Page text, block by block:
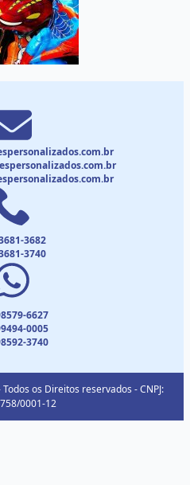
3682
3740
6627
0005
3740
os Direitos reservados - CNPJ:
0001-12